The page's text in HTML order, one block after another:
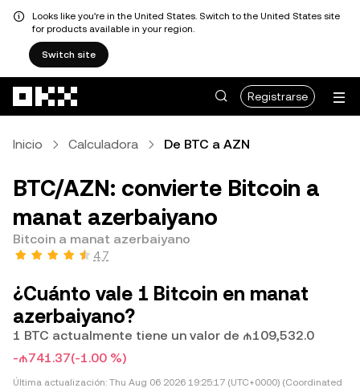
Looks like you're in the United States. Switch to the United States site
for products available in your region.
Switch site
Registrarse
Inicio Calculadora De BTC a AZN
BTC/AZN: convierte Bitcoin a
manat azerbaiyano
Bitcoin a manat azerbaiyano
4.7
¿Cuánto vale 1 Bitcoin en manat
azerbaiyano?
1 BTC actualmente tiene un valor de ₼109,532.0
-₼741.37(-1.00 %)
Última actualización: Thu Aug 06 2026 19:25:17 (UTC+0000) (Coordinated